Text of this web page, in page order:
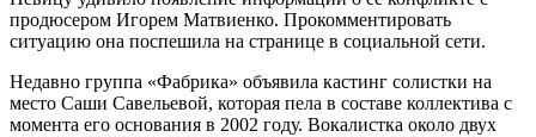
продюсером Игорем Матвиенко. Прокомментировать
ситуацию она поспешила на странице в социальной сети.
Недавно группа «Фабрика» объявила кастинг солистки на
место Саши Савельевой, которая пела в составе коллектива с
момента его основания в 2002 году. Вокалистка около двух